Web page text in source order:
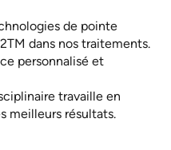
de pointe
dans nos traitements.
personnalisé et
travaille en
meilleurs résultats.